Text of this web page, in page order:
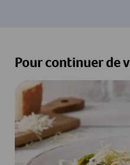
Pour continuer de